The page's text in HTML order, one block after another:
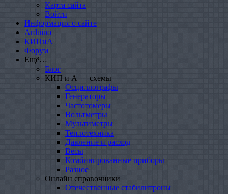
Карта сайта
Войти
Информация о сайте
Arduino
КИПиА
Форум
Ещё…
Блог
КИП и А — схемы
Осциллографы
Генераторы
Частотомеры
Вольтметры
Мультиметры
Теплотехника
Давление и расход
Весы
Комбинированные приборы
Разное
Онлайн справочники
Отечественные стабилитроны